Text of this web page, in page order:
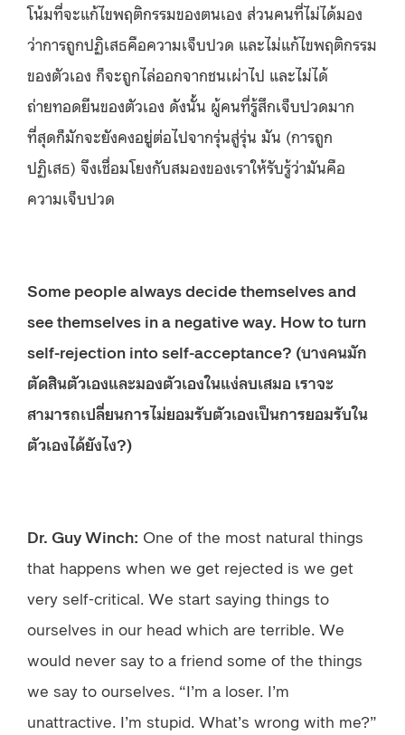
โน้มที่จะแก้ไขพฤติกรรมของตนเอง ส่วนคนที่ไม่ได้มอง
ว่าการถูกปฏิเสธคือความเจ็บปวด และไม่แก้ไขพฤติกรรม
ของตัวเอง ก็จะถูกไล่ออกจากชนเผ่าไป และไม่ได้
ถ่ายทอดยีนของตัวเอง ดังนั้น ผู้คนที่รู้สึกเจ็บปวดมาก
ที่สุดก็มักจะยังคงอยู่ต่อไปจากรุ่นสู่รุ่น มัน (การถูก
ปฏิเสธ) จึงเชื่อมโยงกับสมองของเราให้รับรู้ว่ามันคือ
ความเจ็บปวด
Some people always decide themselves and
see themselves in a negative way. How to turn
self-rejection into self-acceptance? (บางคนมัก
ตัดสินตัวเองและมองตัวเองในแง่ลบเสมอ เราจะ
สามารถเปลี่ยนการไม่ยอมรับตัวเองเป็นการยอมรับใน
ตัวเองได้ยังไง?)
Dr. Guy Winch: One of the most natural things
that happens when we get rejected is we get
very self-critical. We start saying things to
ourselves in our head which are terrible. We
would never say to a friend some of the things
we say to ourselves. “I’m a loser. I’m
unattractive. I’m stupid. What’s wrong with me?”